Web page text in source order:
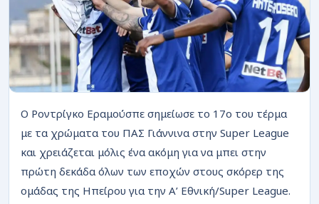
Ο Ροντρίγκο Εραμούσπε σημείωσε το 17ο του τέρμα
με τα χρώματα του ΠΑΣ Γιάννινα στην Super League
και χρειάζεται μόλις ένα ακόμη για να μπει στην
πρώτη δεκάδα όλων των εποχών στους σκόρερ της
ομάδας της Ηπείρου για την Α’ Εθνική/Super League.